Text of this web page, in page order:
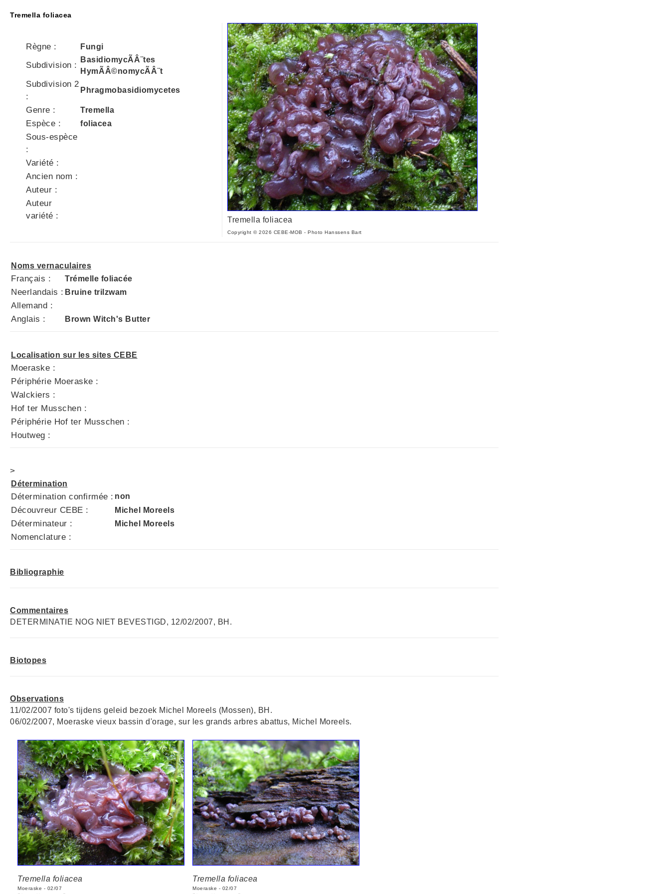
Tremella foliacea
Règne : Fungi
Subdivision :
BasidiomycÃÂ¨tes
HymÃÂ©nomycÃÂ¨t
Subdivision 2
:
Phragmobasidiomycetes
Genre : Tremella
Espèce : foliacea
Sous-espèce
:
Variété :
Ancien nom :
Auteur :
Auteur
variété :
Tremella foliacea
Copyright © 2026 CEBE-MOB - Photo Hanssens Bart
Noms vernaculaires
Français : Trémelle foliacée
Neerlandais : Bruine trilzwam
Allemand :
Anglais :
Brown Witch's Butter
Localisation sur les sites CEBE
Moeraske :
Périphérie Moeraske :
Walckiers :
Hof ter Musschen :
Périphérie Hof ter Musschen :
Houtweg :
>
Détermination
Détermination confirmée : non
Découvreur CEBE : Michel Moreels
Déterminateur : Michel Moreels
Nomenclature :
Bibliographie
Commentaires
DETERMINATIE NOG NIET BEVESTIGD, 12/02/2007, BH.
Biotopes
Observations
11/02/2007 foto's tijdens geleid bezoek Michel Moreels (Mossen), BH.
06/02/2007, Moeraske vieux bassin d'orage, sur les grands arbres abattus, Michel Moreels.
Tremella foliacea
Moeraske - 02/07
Tremella foliacea
Moeraske - 02/07